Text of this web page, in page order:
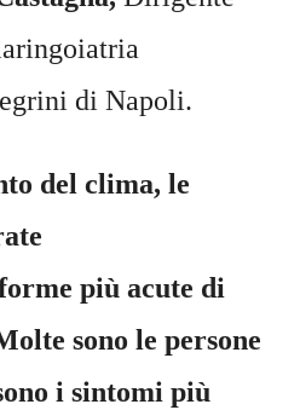
di Napoli.
del clima, le
più acute di
sono le persone
i sintomi più